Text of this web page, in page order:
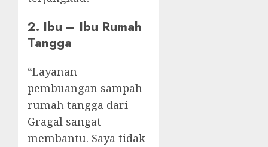
2. Ibu – Ibu Rumah
Tangga
“Layanan
pembuangan sampah
rumah tangga dari
Gragal sangat
membantu. Saya tidak